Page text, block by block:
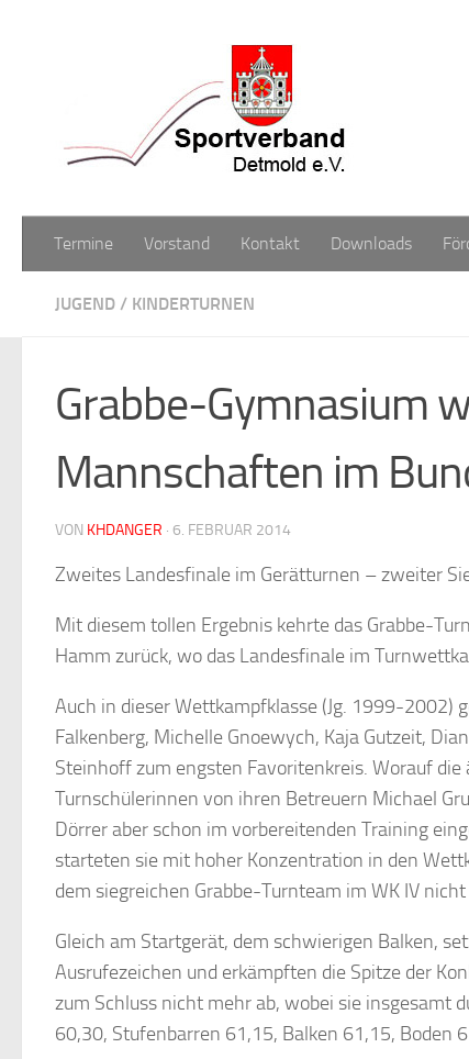
Termine Vorstand Kontakt Downloads
JUGEND / KINDERTURNEN
Grabbe-Gymnasium
Mannschaften im
VON KHDANGER · 6. FEBRUAR 2014
Zweites Landesfinale im Gerätturnen – zweiter
Mit diesem tollen Ergebnis kehrte das Grabbe-
Hamm zurück, wo das Landesfinale im
Auch in dieser Wettkampfklasse (Jg. 1999-2002)
Falkenberg, Michelle Gnoewych, Kaja Gutzeit,
Steinhoff zum engsten Favoritenkreis. Worauf die
Turnschülerinnen von ihren Betreuern Michael
Dörrer aber schon im vorbereitenden Training
starteten sie mit hoher Konzentration in den
dem siegreichen Grabbe-Turnteam im WK IV
Gleich am Startgerät, dem schwierigen Balken,
Ausrufezeichen und erkämpften die Spitze der
zum Schluss nicht mehr ab, wobei sie insgesamt
60,30, Stufenbarren 61,15, Balken 61,15, Boden